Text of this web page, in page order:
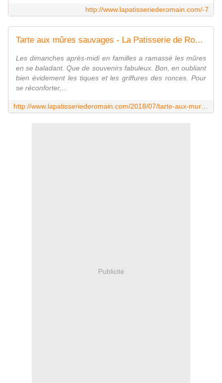
http://www.lapatisseriederomain.com/-7
Tarte aux mûres sauvages - La Patisserie de Romain
Les dimanches après-midi en familles a ramassé les mûres
en se baladant. Que de souvenirs fabuleux. Bon, en oubliant
bien évidement les tiques et les griffures des ronces. Pour
se réconforter,...
Publicité